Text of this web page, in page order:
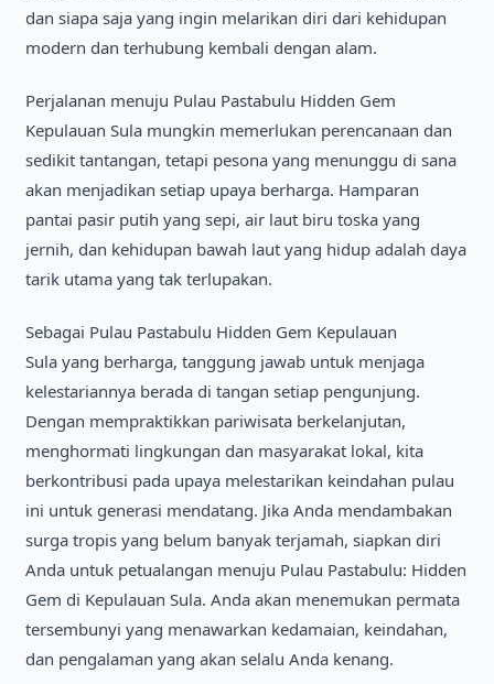
dan siapa saja yang ingin melarikan diri dari kehidupan
modern dan terhubung kembali dengan alam.
Perjalanan menuju Pulau Pastabulu Hidden Gem
Kepulauan Sula mungkin memerlukan perencanaan dan
sedikit tantangan, tetapi pesona yang menunggu di sana
akan menjadikan setiap upaya berharga. Hamparan
pantai pasir putih yang sepi, air laut biru toska yang
jernih, dan kehidupan bawah laut yang hidup adalah daya
tarik utama yang tak terlupakan.
Sebagai Pulau Pastabulu Hidden Gem Kepulauan
Sula yang berharga, tanggung jawab untuk menjaga
kelestariannya berada di tangan setiap pengunjung.
Dengan mempraktikkan pariwisata berkelanjutan,
menghormati lingkungan dan masyarakat lokal, kita
berkontribusi pada upaya melestarikan keindahan pulau
ini untuk generasi mendatang. Jika Anda mendambakan
surga tropis yang belum banyak terjamah, siapkan diri
Anda untuk petualangan menuju Pulau Pastabulu: Hidden
Gem di Kepulauan Sula. Anda akan menemukan permata
tersembunyi yang menawarkan kedamaian, keindahan,
dan pengalaman yang akan selalu Anda kenang.